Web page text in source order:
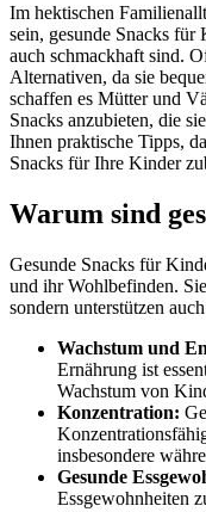
Im hektischen
sein, gesunde Snacks
auch schmackhaft sind.
Alternativen, da sie
schaffen es Mütter und
Snacks anzubieten, die
Ihnen praktische Tipps,
Snacks für Ihre Kinder
Warum sind
Gesunde Snacks für
und ihr Wohlbefinden.
sondern unterstützen
Wachstum und
Ernährung ist
Wachstum von
Konzentration:
insbesondere
Gesunde
Essgewohnheiten